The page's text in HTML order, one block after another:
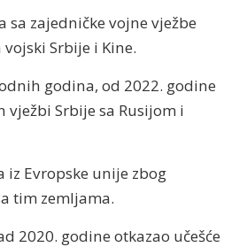
sa zajedničke vojne vježbe
Srbije i Kine.
godina, od 2022. godine
Srbije sa Rusijom i
Evropske unije zbog
tim zemljama.
2020. godine otkazao učešće